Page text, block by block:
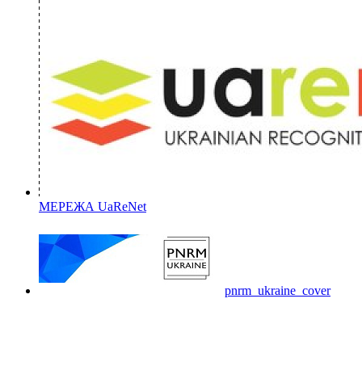
МЕРЕЖА UaReNet
pnrm_ukraine_cover